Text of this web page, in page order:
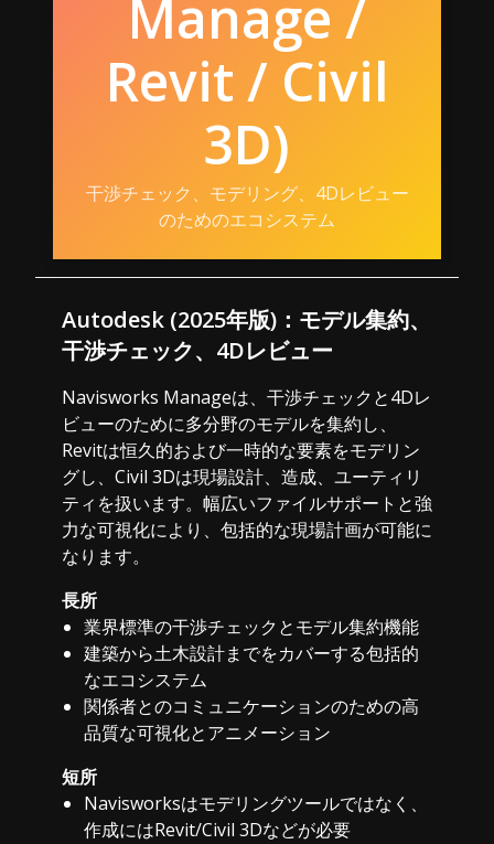
Manage /
Revit / Civil
3D)
干渉チェック、モデリング、4Dレビュー
のためのエコシステム
Autodesk (2025年版)：モデル集約、
干渉チェック、4Dレビュー
Navisworks Manageは、干渉チェックと4Dレ
ビューのために多分野のモデルを集約し、
Revitは恒久的および一時的な要素をモデリン
グし、Civil 3Dは現場設計、造成、ユーティリ
ティを扱います。幅広いファイルサポートと強
力な可視化により、包括的な現場計画が可能に
なります。
長所
業界標準の干渉チェックとモデル集約機能
建築から土木設計までをカバーする包括的
なエコシステム
関係者とのコミュニケーションのための高
品質な可視化とアニメーション
短所
Navisworksはモデリングツールではなく、
作成にはRevit/Civil 3Dなどが必要